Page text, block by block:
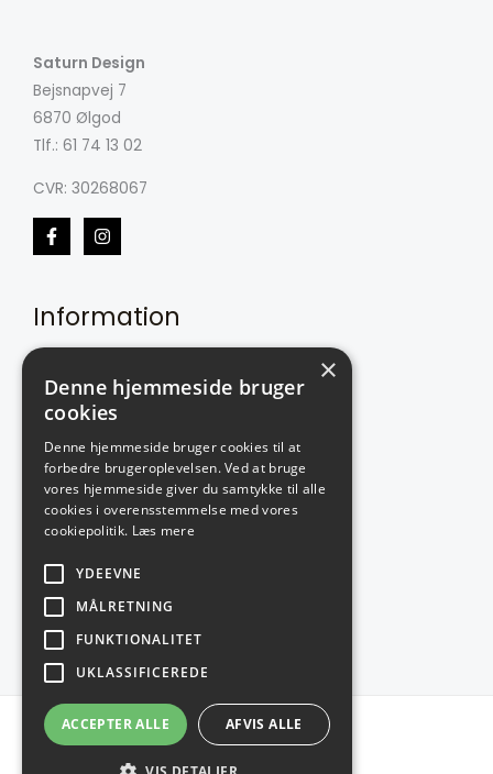
Saturn Design
Bejsnapvej 7
6870 Ølgod
Tlf.: 61 74 13 02
CVR: 30268067
Information
Ofte stillede spørgsmål
Kontakt
Kundeservice
Cookie- og privatlivspolitik
Handelsbetingelser
Copyright © 2026
×
Denne hjemmeside bruger
cookies
Denne hjemmeside bruger cookies til at
forbedre brugeroplevelsen. Ved at bruge
vores hjemmeside giver du samtykke til alle
cookies i overensstemmelse med vores
cookiepolitik. Læs mere
YDEEVNE
MÅLRETNING
FUNKTIONALITET
UKLASSIFICEREDE
ACCEPTER ALLE AFVIS ALLE